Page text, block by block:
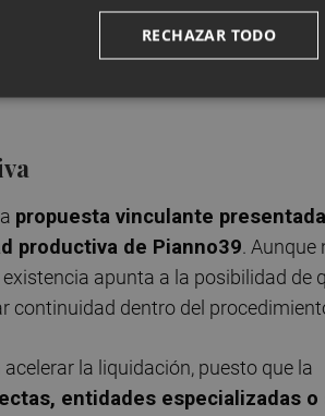
En este momento, ese
abierta
desde el primer
en la
propuesta vinculante
productiva de Pianno39. Aunque
apunta a la posibilidad de
continuidad dentro del
la liquidación, puesto que la
entidades especializadas o
RECHAZAR TODO